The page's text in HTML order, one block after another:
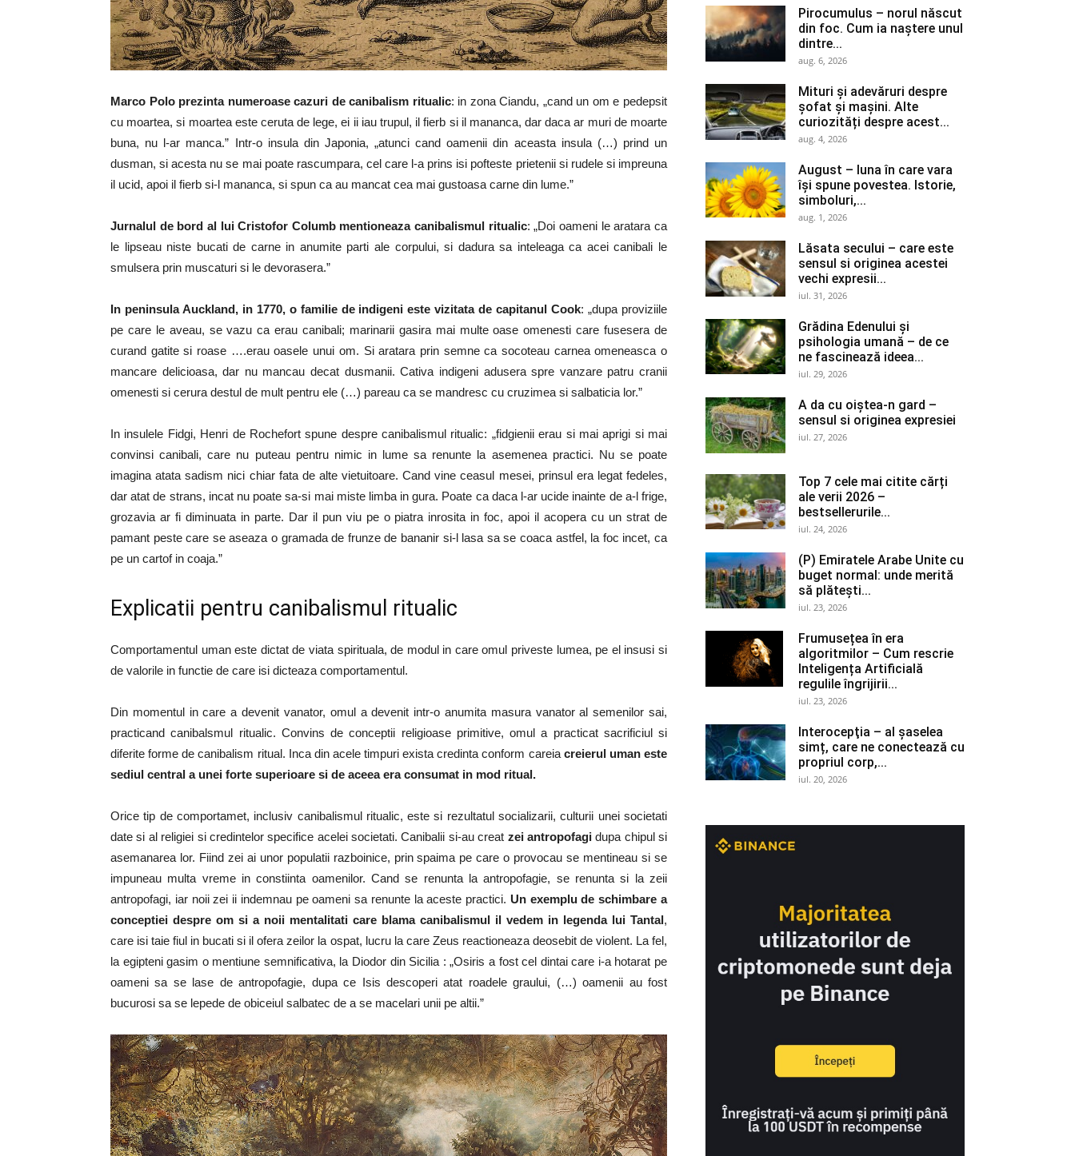
Marco Polo prezinta numeroase cazuri de canibalism ritualic: in zona Ciandu, „cand un om e pedepsit
cu moartea, si moartea este ceruta de lege, ei ii iau trupul, il fierb si il mananca, dar daca ar muri de moarte
buna, nu l-ar manca.” Intr-o insula din Japonia, „atunci cand oamenii din aceasta insula (…) prind un
dusman, si acesta nu se mai poate rascumpara, cel care l-a prins isi pofteste prietenii si rudele si impreuna
il ucid, apoi il fierb si-l mananca, si spun ca au mancat cea mai gustoasa carne din lume.”
Jurnalul de bord al lui Cristofor Columb mentioneaza canibalismul ritualic: „Doi oameni le aratara ca
le lipseau niste bucati de carne in anumite parti ale corpului, si dadura sa inteleaga ca acei canibali le
smulsera prin muscaturi si le devorasera.”
In peninsula Auckland, in 1770, o familie de indigeni este vizitata de capitanul Cook: „dupa proviziile
pe care le aveau, se vazu ca erau canibali; marinarii gasira mai multe oase omenesti care fusesera de
curand gatite si roase ….erau oasele unui om. Si aratara prin semne ca socoteau carnea omeneasca o
mancare delicioasa, dar nu mancau decat dusmanii. Cativa indigeni adusera spre vanzare patru cranii
omenesti si cerura destul de mult pentru ele (…) pareau ca se mandresc cu cruzimea si salbaticia lor.”
In insulele Fidgi, Henri de Rochefort spune despre canibalismul ritualic: „fidgienii erau si mai aprigi si mai
convinsi canibali, care nu puteau pentru nimic in lume sa renunte la asemenea practici. Nu se poate
imagina atata sadism nici chiar fata de alte vietuitoare. Cand vine ceasul mesei, prinsul era legat fedeles,
dar atat de strans, incat nu poate sa-si mai miste limba in gura. Poate ca daca l-ar ucide inainte de a-l frige,
grozavia ar fi diminuata in parte. Dar il pun viu pe o piatra inrosita in foc, apoi il acopera cu un strat de
pamant peste care se aseaza o gramada de frunze de bananir si-l lasa sa se coaca astfel, la foc incet, ca
pe un cartof in coaja.”
Explicatii pentru canibalismul ritualic
Comportamentul uman este dictat de viata spirituala, de modul in care omul priveste lumea, pe el insusi si
de valorile in functie de care isi dicteaza comportamentul.
Din momentul in care a devenit vanator, omul a devenit intr-o anumita masura vanator al semenilor sai,
practicand canibalsmul ritualic. Convins de conceptii religioase primitive, omul a practicat sacrificiul si
diferite forme de canibalism ritual. Inca din acele timpuri exista credinta conform careia creierul uman este
sediul central a unei forte superioare si de aceea era consumat in mod ritual.
Orice tip de comportamet, inclusiv canibalismul ritualic, este si rezultatul socializarii, culturii unei societati
date si al religiei si credintelor specifice acelei societati. Canibalii si-au creat zei antropofagidupa chipul si
asemanarea lor. Fiind zei ai unor populatii razboinice, prin spaima pe care o provocau se mentineau si se
impuneau multa vreme in constiinta oamenilor. Cand se renunta la antropofagie, se renunta si la zeii
antropofagi, iar noii zei ii indemnau pe oameni sa renunte la aceste practici. Un exemplu de schimbare a
conceptiei despre om si a noii mentalitati care blama canibalismul il vedem in legenda lui Tantal,
care isi taie fiul in bucati si il ofera zeilor la ospat, lucru la care Zeus reactioneaza deosebit de violent. La fel,
la egipteni gasim o mentiune semnificativa, la Diodor din Sicilia : „Osiris a fost cel dintai care i-a hotarat pe
oameni sa se lase de antropofagie, dupa ce Isis descoperi atat roadele graului, (…) oamenii au fost
bucurosi sa se lepede de obiceiul salbatec de a se macelari unii pe altii.”
Pirocumulus – norul născut
din foc. Cum ia naștere unul
dintre...
aug. 6, 2026
Mituri și adevăruri despre
șofat și mașini. Alte
curiozități despre acest...
aug. 4, 2026
August – luna în care vara
își spune povestea. Istorie,
simboluri,...
aug. 1, 2026
Lăsata secului – care este
sensul si originea acestei
vechi expresii...
iul. 31, 2026
Grădina Edenului și
psihologia umană – de ce
ne fascinează ideea...
iul. 29, 2026
A da cu oiștea-n gard –
sensul si originea expresiei
iul. 27, 2026
Top 7 cele mai citite cărți
ale verii 2026 –
bestsellerurile...
iul. 24, 2026
(P) Emiratele Arabe Unite cu
buget normal: unde merită
să plătești...
iul. 23, 2026
Frumusețea în era
algoritmilor – Cum rescrie
Inteligența Artificială
regulile îngrijirii...
iul. 23, 2026
Interocepţia – al șaselea
simț, care ne conectează cu
propriul corp,...
iul. 20, 2026